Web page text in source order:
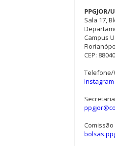
PPGJOR/
Sala 17,
Campus
CEP:
Telefone/
Instagram